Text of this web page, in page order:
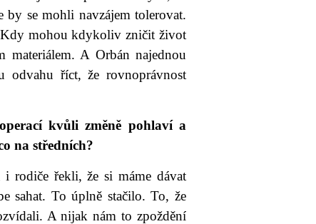
se mohli navzájem tolerovat.
mohou kdykoliv zničit život
A Orbán najednou
odvahu říct, že rovnoprávnost
kvůli změně pohlaví a
na středních?
rodiče řekli, že si máme dávat
sahat. To úplně stačilo. To, že
A nijak nám to zpoždění